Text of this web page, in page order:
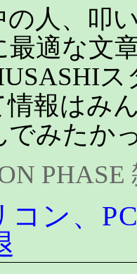
の人、叩
最適な文
ス
報はみ
でみたか
PHASE
コン、